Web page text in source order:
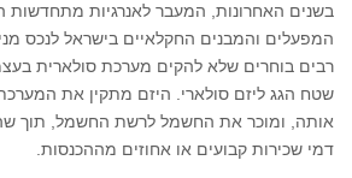
בשנים האחרונות, המעבר לאנרגיות מתחדשות
המפעלים והמבנים החקלאיים בישראל לנכס
רבים בוחרים שלא להקים מערכת סולארית
שטח הגג ליזם סולארי. היזם מתקין את
אותה, ומוכר את החשמל לרשת החשמל, תוך
דמי שכירות קבועים או אחוזים מההכנסות.